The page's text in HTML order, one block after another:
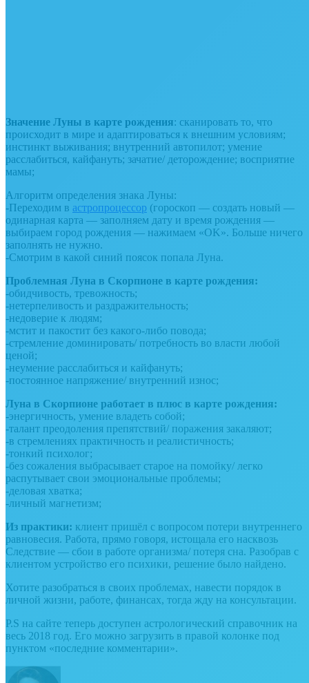
Значение Луны в карте рождения: сканировать то, что
происходит в мире и адаптироваться к внешним условиям;
инстинкт выживания; внутренний автопилот; умение
расслабиться, кайфануть; зачатие/ деторождение; восприятие
мамы;
Алгоритм определения знака Луны:
-Переходим в астропроцессор (гороскоп — создать новый —
одинарная карта — заполняем дату и время рождения —
выбираем город рождения — нажимаем «OK». Больше ничего
заполнять не нужно.
-Смотрим в какой синий поясок попала Луна.
Проблемная Луна в Скорпионе в карте рождения:
-обидчивость, тревожность;
-нетерпеливость и раздражительность;
-недоверие к людям;
-мстит и пакостит без какого-либо повода;
-стремление доминировать/ потребность во власти любой
ценой;
-неумение расслабиться и кайфануть;
-постоянное напряжение/ внутренний износ;
Луна в Скорпионе работает в плюс в карте рождения:
-энергичность, умение владеть собой;
-талант преодоления препятствий/ поражения закаляют;
-в стремлениях практичность и реалистичность;
-тонкий психолог;
-без сожаления выбрасывает старое на помойку/ легко
распутывает свои эмоциональные проблемы;
-деловая хватка;
-личный магнетизм;
Из практики: клиент пришёл с вопросом потери внутреннего
равновесия. Работа, прямо говоря, истощала его насквозь
Следствие — сбои в работе организма/ потеря сна. Разобрав с
клиентом устройство его психики, решение было найдено.
Хотите разобраться в своих проблемах, навести порядок в
личной жизни, работе, финансах, тогда жду на консультации.
P.S на сайте теперь доступен астрологический справочник на
весь 2018 год. Его можно загрузить в правой колонке под
пунктом «последние комментарии».